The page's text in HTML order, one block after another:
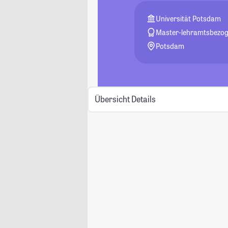
Universität Potsdam
Master-
Potsdam
Übersicht Details